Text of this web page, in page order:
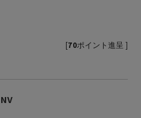
[70ポイント進呈 ]
NV